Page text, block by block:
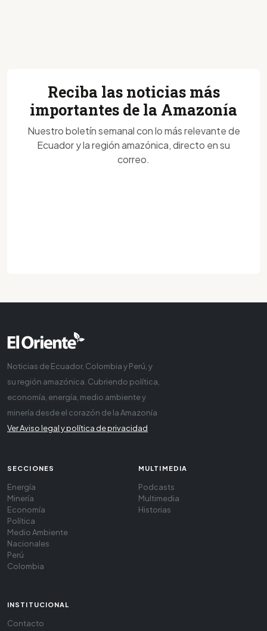
Reciba las noticias más
importantes de la Amazonía
Nuestro boletín semanal con lo más relevante de
Ecuador y la región amazónica, directo en su
correo.
Noticias de Ecuador, Colombia y Perú, y
su región amazónica. Cubriendo política,
economía, energía, medio ambiente y
minería desde el corazón de la Amazonía
Ver Aviso legal y política de privacidad
SECCIONES
Energía
Minería
Economía
Política
Medio Ambiente
Nacionales
Perú
Colombia
MULTIMEDIA
Podcasts
Multimedia
Historias
INSTITUCIONAL
Contacto